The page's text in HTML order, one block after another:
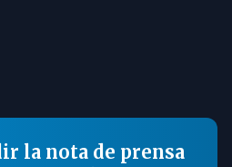
la nota de prensa